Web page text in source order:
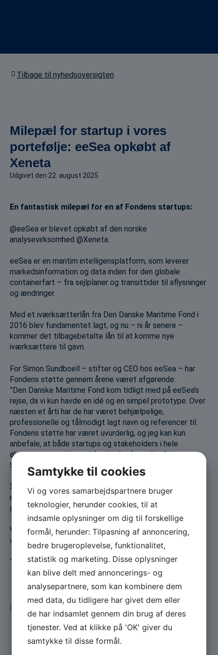
Tilbage til nyhedsoversigten
Milepæl for startup i vores
portefølje: eeSea opkøbt af
Xeneta
Udgivet den 22. august 2025
En fantastisk milepæl for en af Fondens startups:
@eeSea er blevet opkøbt af den norske
analysevirksomhed @Xeneta.
eeSea er en maritim intelligensplatform, som leverer
markedsinformation og data inden for den globale
container­fart – fra sejlplaner og transittider til aflysninger
og ændringer.
Med et iværksætterlån fra Den Danske Maritime Fond i
2016 blev fundamentet lagt, og nu – ni år senere –
kommer det tilbagebetalte lån til at komme nye
iværksættere til gavn.
For Simon Sundboell – stifter og CEO hos eeSea – har
Fondens støtte gennem årene været afgørende:
”Den Danske Maritime Fond kom tidligt med på eeSea’s
rejse, da vi kun havde en idé og en simpel prototype. Over
næsten et årti har de har været behjælpelige,
professionelle og tålmodigt lagt navn og referencer til.
Fondens støtte har været uvurderlig, og jeg kan kun
anbefale, at både startups og stakeholders i hele
økosystemet taler med fonden,” – fortæller Simon
Sundboell.
Xeneta er en analyse- og fragtrateplatform for
containershipping og luftfragt, som samarbejder med
globale brands som Nestlé, Volvo og Coca-Cola.
Vi glæder os til at følge udviklingen, når de to
virksomheder nu forenes.
Tillykke til hele eeSea-holdet og Xeneta!
Forrige
Samtykke til cookies
Vi og vores samarbejdspartnere bruger
teknologier, herunder cookies, til at
indsamle oplysninger om dig til forskellige
formål, herunder: Tilpasning af annoncering,
bedre brugeroplevelse, funktionalitet,
statistik og marketing. Disse oplysninger
kan blive delt med annoncerings- og
analysepartnere, som kan kombinere dem
med data, du tidligere har givet dem eller
de har indsamlet gennem din brug af deres
tjenester. Ved at klikke på 'OK' giver du
samtykke til disse formål.